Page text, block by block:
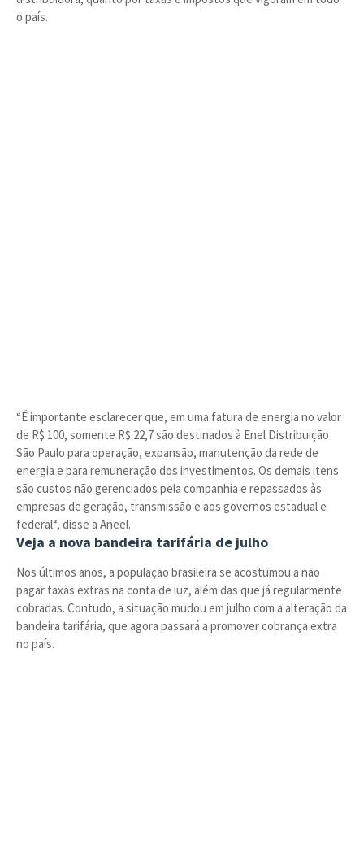
o país.
“É importante esclarecer que, em uma fatura de energia no valor
de R$ 100, somente R$ 22,7 são destinados à Enel Distribuição
São Paulo para operação, expansão, manutenção da rede de
energia e para remuneração dos investimentos. Os demais itens
são custos não gerenciados pela companhia e repassados às
empresas de geração, transmissão e aos governos estadual e
federal“, disse a Aneel.
Veja a nova bandeira tarifária de julho
Nos últimos anos, a população brasileira se acostumou a não
pagar taxas extras na conta de luz, além das que já regularmente
cobradas. Contudo, a situação mudou em julho com a alteração da
bandeira tarifária, que agora passará a promover cobrança extra
no país.